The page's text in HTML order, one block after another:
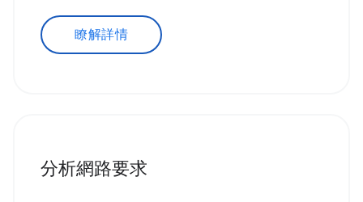
瞭解詳情
分析網路要求